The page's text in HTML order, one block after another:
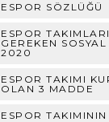
ESPOR SÖZLÜĞÜ
ESPOR
GEREKEN
2020
ESPOR TAKIMI
OLAN 3 MADDE
ESPOR